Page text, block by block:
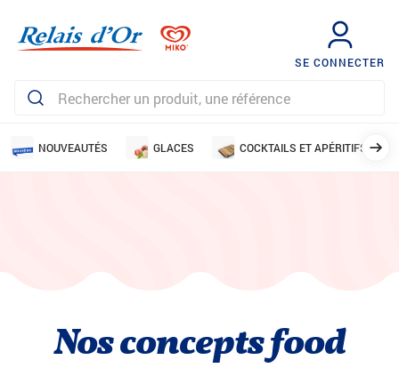
SE CONNECTER
NOUVEAUTÉS GLACES COCKTAILS ET APÉRITIFS
Nos concepts food